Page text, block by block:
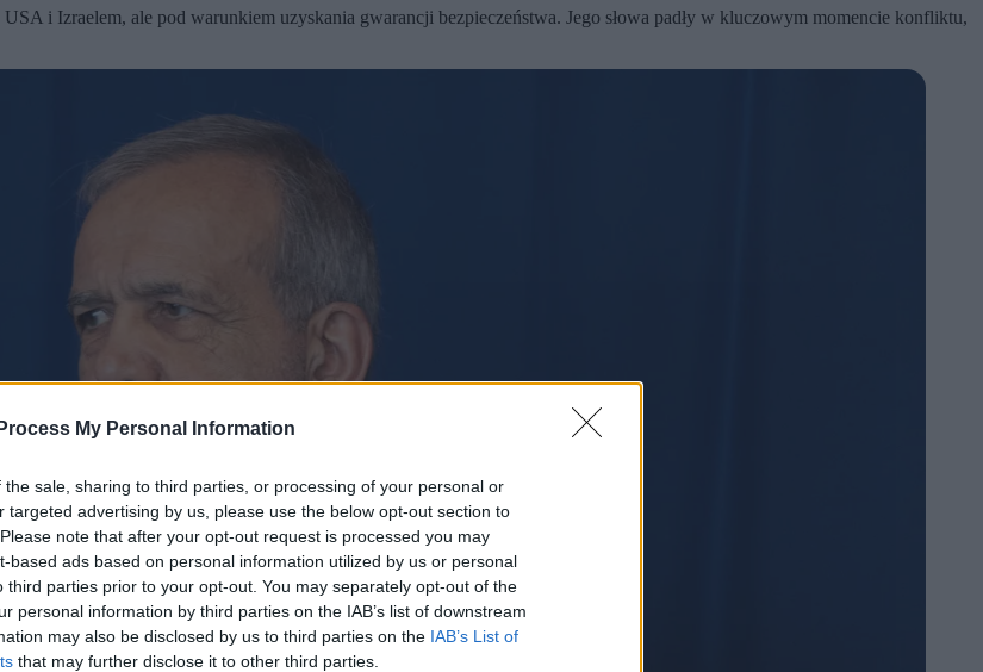
My Personal Information
the sale, sharing to third parties, or processing of your personal or
targeted advertising by us, please use the below opt-out section to
note that after your opt-out request is processed you may
based ads based on personal information utilized by us or personal
third parties prior to your opt-out. You may separately opt-out of the
personal information by third parties on the IAB’s list of downstream
may also be disclosed by us to third parties on the IAB’s List of
that may further disclose it to other third parties.
i Izraelem, ale pod warunkiem uzyskania gwarancji bezpieczeństwa. Jego słowa padły w kluczowym momencie konfliktu,